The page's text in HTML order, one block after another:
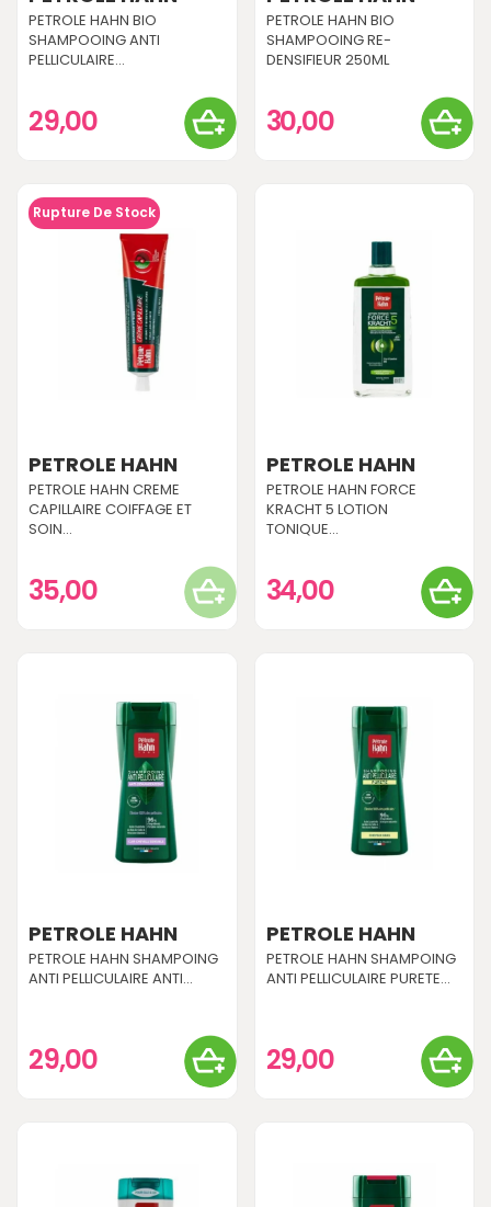
PETROLE HAHN BIO
SHAMPOOING ANTI
PELLICULAIRE...
29,00
PETROLE HAHN BIO
SHAMPOOING RE-
DENSIFIEUR 250ML
30,00
Rupture De Stock
PETROLE HAHN
PETROLE HAHN CREME
CAPILLAIRE COIFFAGE ET
SOIN...
35,00
PETROLE HAHN
PETROLE HAHN FORCE
KRACHT 5 LOTION
TONIQUE...
34,00
PETROLE HAHN
PETROLE HAHN SHAMPOING
ANTI PELLICULAIRE ANTI...
29,00
PETROLE HAHN
PETROLE HAHN SHAMPOING
ANTI PELLICULAIRE PURETE...
29,00